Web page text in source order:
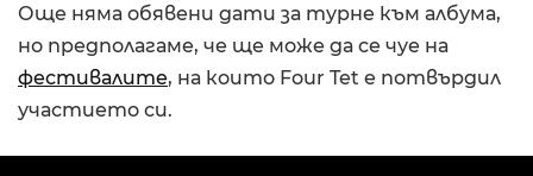
Още няма обявени дати за турне към албума,
но предполагаме, че ще може да се чуе на
фестивалите, на които Four Tet е потвърдил
участието си.